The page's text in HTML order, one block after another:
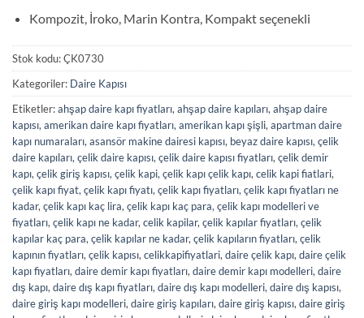
Kompozit, İroko, Marin Kontra, Kompakt seçenekli
Stok kodu:ÇK0730
Kategoriler: Daire Kapısı
Etiketler:ahşap daire kapı fiyatları, ahşap daire kapıları, ahşap daire
kapısı, amerikan daire kapı fiyatları, amerikan kapı şişli, apartman daire
kapı numaraları, asansör makine dairesi kapısı, beyaz daire kapısı, çelik
daire kapıları, çelik daire kapısı, çelik daire kapısı fiyatları, çelik demir
kapı, çelik giriş kapısı, çelik kapi, çelik kapı çelik kapı, celik kapi fiatlari,
çelik kapı fiyat, çelik kapı fiyatı, çelik kapı fiyatları, çelik kapı fiyatları ne
kadar, çelik kapı kaç lira, çelik kapı kaç para, çelik kapı modelleri ve
fiyatları, çelik kapı ne kadar, celik kapilar, çelik kapılar fiyatları, çelik
kapılar kaç para, çelik kapılar ne kadar, çelik kapıların fiyatları, çelik
kapının fiyatları, çelik kapısı, celikkapifiyatlari, daire çelik kapı, daire çelik
kapı fiyatları, daire demir kapı fiyatları, daire demir kapı modelleri, daire
dış kapı, daire dış kapı fiyatları, daire dış kapı modelleri, daire dış kapısı,
daire giriş kapı modelleri, daire giriş kapıları, daire giriş kapısı, daire giriş